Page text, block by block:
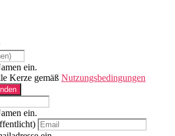
ein.
Kerze gemäß Nutzungsbedingungen
ein.